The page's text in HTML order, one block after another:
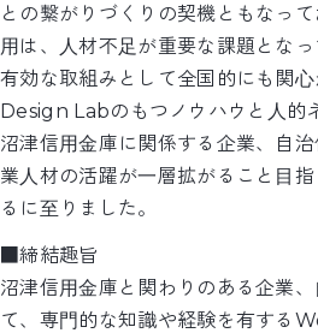
との繋がりづくりの契機ともなっ
⽤は、⼈材不⾜が重要な課題とな
有効な取組みとして全国的にも関
Design Labのもつノウハウと⼈的
沼津信⽤⾦庫に関係する企業、自
業⼈材の活躍が⼀層拡がること⽬
るに⾄りました。
■締結趣旨
沼津信⽤⾦庫と関わりのある企業
て、専⾨的な知識や経験を有する